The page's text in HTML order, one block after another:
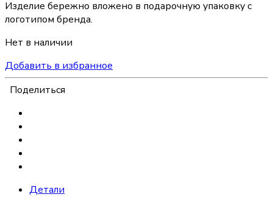
Изделие бережно вложено в подарочную упаковку с
логотипом бренда.
Нет в наличии
Добавить в избранное
Поделиться
Детали